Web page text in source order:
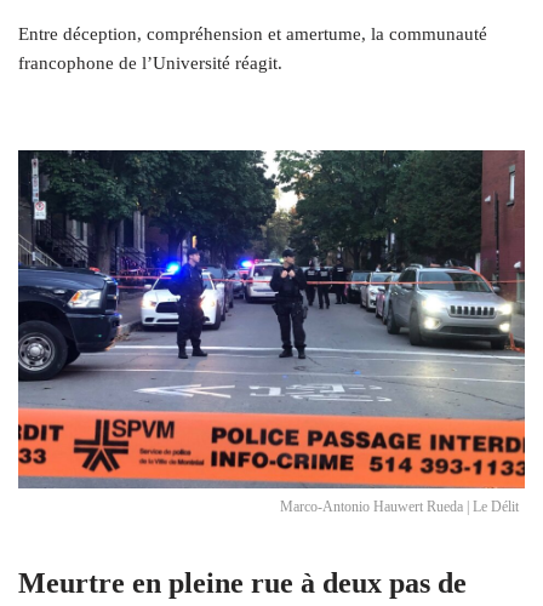
Entre déception, compréhension et amertume, la communauté
francophone de l’Université réagit.
Marco-Antonio Hauwert Rueda | Le Délit
Meurtre en pleine rue à deux pas de